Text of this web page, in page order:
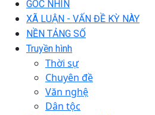
GÓC NHÌN
XÃ LUẬN - VẤN ĐỀ KỲ NÀY
NỀN TẢNG SỐ
Truyền hình
Thời sự
Chuyên đề
Văn nghệ
Dân tộc